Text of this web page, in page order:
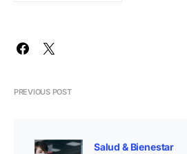
PREVIOUS POST
Salud & Bienestar